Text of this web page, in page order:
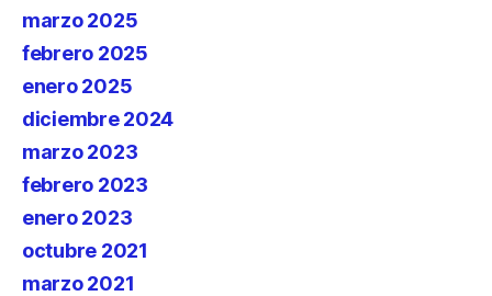
marzo 2025
febrero 2025
enero 2025
diciembre 2024
marzo 2023
febrero 2023
enero 2023
octubre 2021
marzo 2021